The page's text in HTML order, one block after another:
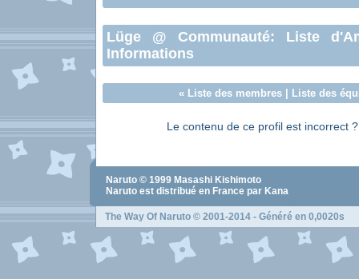
Lüge @ Communauté: Liste
Informations
« Liste des membres| Liste des
Le contenu de ce profil est incorrect
Naruto © 1999 Masashi Kishimoto
Naruto est distribué en France par Kana
The Way Of Naruto © 2001-2014 - Généré en 0,0020s